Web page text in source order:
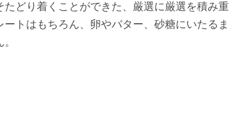
どり着くことができた、厳選に厳選を積み重
トはもちろん、卵やバター、砂糖にいたるま